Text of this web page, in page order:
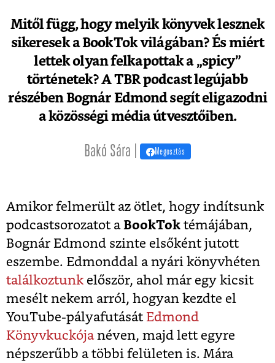
Mitől függ, hogy melyik könyvek lesznek
sikeresek a BookTok világában? És miért
lettek olyan felkapottak a „spicy”
történetek? A TBR podcast legújabb
részében Bognár Edmond segít eligazodni
a közösségi média útvesztőiben.
Bakó Sára | Megosztás
Amikor felmerült az ötlet, hogy indítsunk
podcastsorozatot aBookTok témájában,
Bognár Edmond szinte elsőként jutott
eszembe. Edmonddal a nyári könyvhéten
találkoztunk először, ahol már egy kicsit
mesélt nekem arról, hogyan kezdte el
YouTube-pályafutását Edmond
Könyvkuckójanéven, majd lett egyre
népszerűbb a többi felületen is. Mára